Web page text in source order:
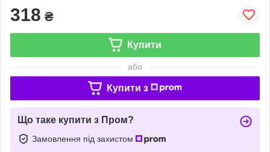
318 ₴
Купити
або
Купити з
Що таке купити з Пром?
Замовлення під захистом